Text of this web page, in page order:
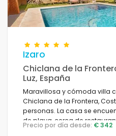
Izaro
Chiclana de la
Luz, España
Maravillosa y cómoda villa
Chiclana de la Frontera,
personas. La casa se
de playa, cerca de
supermercados, y a 200 m
Precio por día desde: € 342